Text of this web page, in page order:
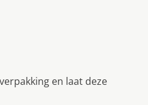
en laat deze